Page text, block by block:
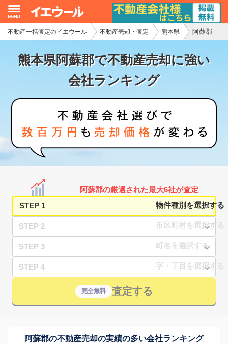
不動産一括査定のイエウール 不動産売却・査定 熊本県 阿蘇郡
熊本県阿蘇郡で不動産売却に強い
会社ランキング
阿蘇郡の厳選された最大6社が査定
STEP 1
STEP 2
STEP 3
STEP 4
完全無料 査定する
阿蘇郡の不動産売却の実績の多い会社ランキング
イエウール加盟希望の不動産会社様
初めての方へ
不動産の売却・一括査定
家査定シミュレーター
お問い合わせ